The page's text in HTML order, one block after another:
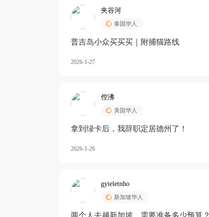
夹谷河
泰国华人
️普吉岛小众买买买｜附捕猫路线
2026-1-27
倥沸
美国华人
拿到绿卡后，我辞职定居德州了！
2026-1-26
gyieletnho
新加坡华人
两个人去趟新加坡，需要准备多少预算？